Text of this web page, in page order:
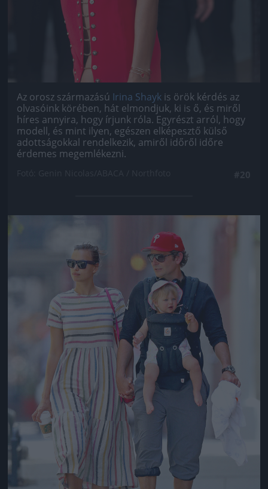
Az orosz származású Irina Shayk is örök kérdés az
olvasóink körében, hát elmondjuk, ki is ő, és miről
híres annyira, hogy írjunk róla. Egyrészt arról, hogy
modell, és mint ilyen, egészen elképesztő külső
adottságokkal rendelkezik, amiről időről időre
érdemes megemlékezni.
Jön még kép!